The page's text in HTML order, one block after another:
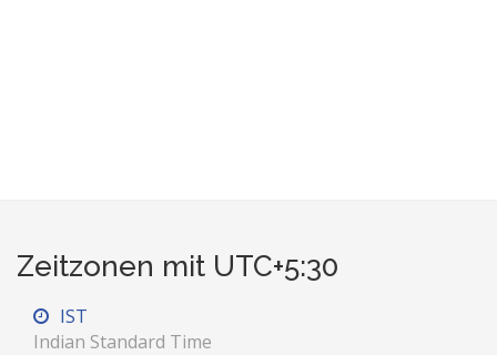
Zeitzonen mit UTC+5:30
IST
Indian Standard Time